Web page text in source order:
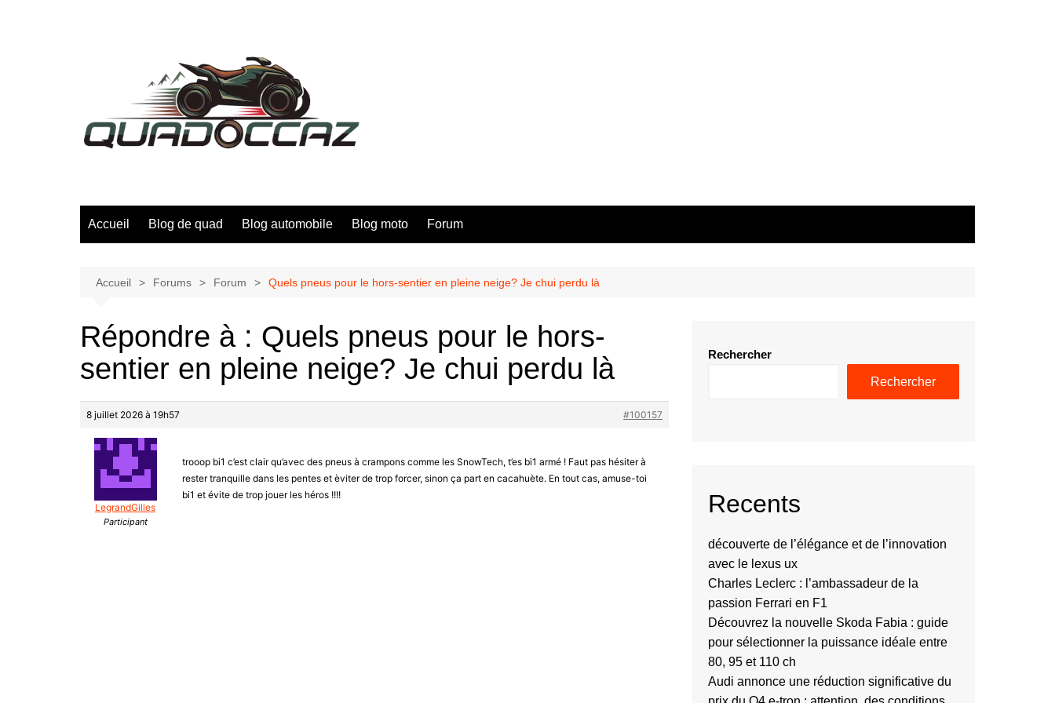
Accueil Blog de quad Blog automobile Blog moto Forum
Accueil Forums Forum Quels pneus pour le hors-sentier en pleine neige? Je chui perdu là
Répondre à : Quels pneus pour le hors-
sentier en pleine neige? Je chui perdu là
8 juillet 2026 à 19h57 #100157
LegrandGilles
Participant
trooop bi1 c’est clair qu’avec des pneus à crampons comme les SnowTech, t’es bi1 armé ! Faut pas hésiter à
rester tranquille dans les pentes et èviter de trop forcer, sinon ça part en cacahuète. En tout cas, amuse-toi
bi1 et évite de trop jouer les héros !!!!
Rechercher
Rechercher
Recents
découverte de l’élégance et de l’innovation
avec le lexus ux
Charles Leclerc : l’ambassadeur de la
passion Ferrari en F1
Découvrez la nouvelle Skoda Fabia : guide
pour sélectionner la puissance idéale entre
80, 95 et 110 ch
Audi annonce une réduction significative du